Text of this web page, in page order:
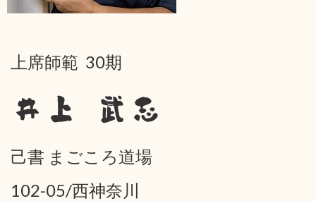
上席師範 30期
井上 武志
己書 まごころ道場
102-05/西神奈川